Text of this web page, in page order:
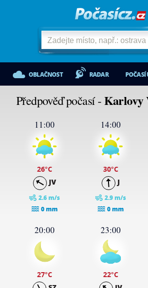
OBLAČNOST RADAR POČASÍ
Předpověď počasí -Karlovy
11:00
26°C
JV
2.6 m/s
0 mm
14:00
30°C
J
2.9 m/s
0 mm
20:00
27°C
23:00
22°C